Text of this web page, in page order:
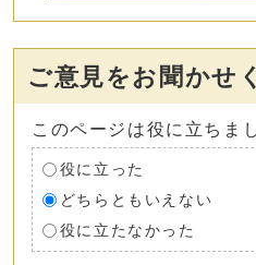
ご意見をお聞かせ
このページは役に立ちま
役に立った
どちらともいえない
役に立たなかった